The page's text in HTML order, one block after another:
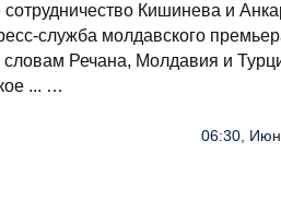
сотрудничество Кишинева и
служба молдавского
Речана, Молдавия и
... …
06:30,